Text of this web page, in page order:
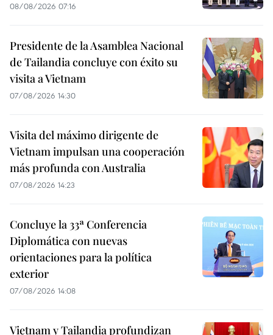
08/08/2026 07:16
Presidente de la Asamblea Nacional
de Tailandia concluye con éxito su
visita a Vietnam
07/08/2026 14:30
Visita del máximo dirigente de
Vietnam impulsan una cooperación
más profunda con Australia
07/08/2026 14:23
Concluye la 33ª Conferencia
Diplomática con nuevas
orientaciones para la política
exterior
07/08/2026 14:08
Vietnam y Tailandia profundizan